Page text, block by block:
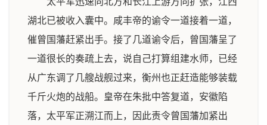
湖北已被收入囊中。咸丰帝的谕令一道接着一道，
催曾国藩赶紧出手。接了几道谕令后，曾国藩呈了
一道很长的奏疏上去，说自己打算组建水师，已经
从广东调了几艘战舰过来，衡州也正赶造能够装载
千斤火炮的战船。皇帝在朱批中答复道，安徽陷
落，太平军正溯江而上，因此责令曾国藩加紧出